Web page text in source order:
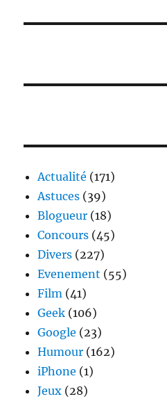
Actualité (171)
Astuces (39)
Blogueur (18)
Concours (45)
Divers (227)
Evenement (55)
Film (41)
Geek (106)
Google (23)
Humour (162)
iPhone (1)
Jeux (28)